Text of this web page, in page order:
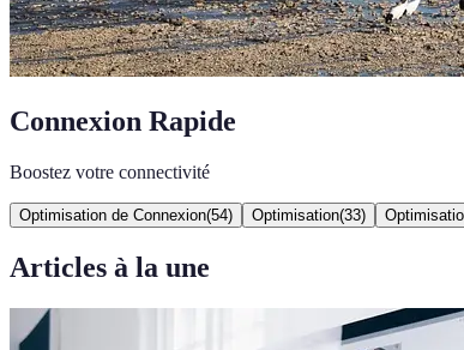
Connexion Rapide
Boostez votre connectivité
Optimisation de Connexion(54) Optimisation(33)
Articles à la une